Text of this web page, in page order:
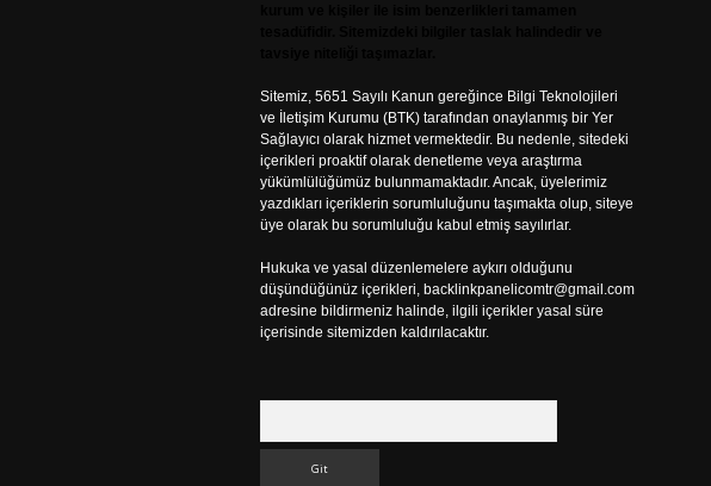
Sitemiz, 5651 Sayılı Kanun gereğince Bilgi Teknolojileri
ve İletişim Kurumu (BTK) tarafından onaylanmış bir Yer
Sağlayıcı olarak hizmet vermektedir. Bu nedenle, sitedeki
içerikleri proaktif olarak denetleme veya araştırma
yükümlülüğümüz bulunmamaktadır. Ancak, üyelerimiz
yazdıkları içeriklerin sorumluluğunu taşımakta olup, siteye
üye olarak bu sorumluluğu kabul etmiş sayılırlar.
Hukuka ve yasal düzenlemelere aykırı olduğunu
düşündüğünüz içerikleri, backlinkpanelicomtr@gmail.com
adresine bildirmeniz halinde, ilgili içerikler yasal süre
içerisinde sitemizden kaldırılacaktır.